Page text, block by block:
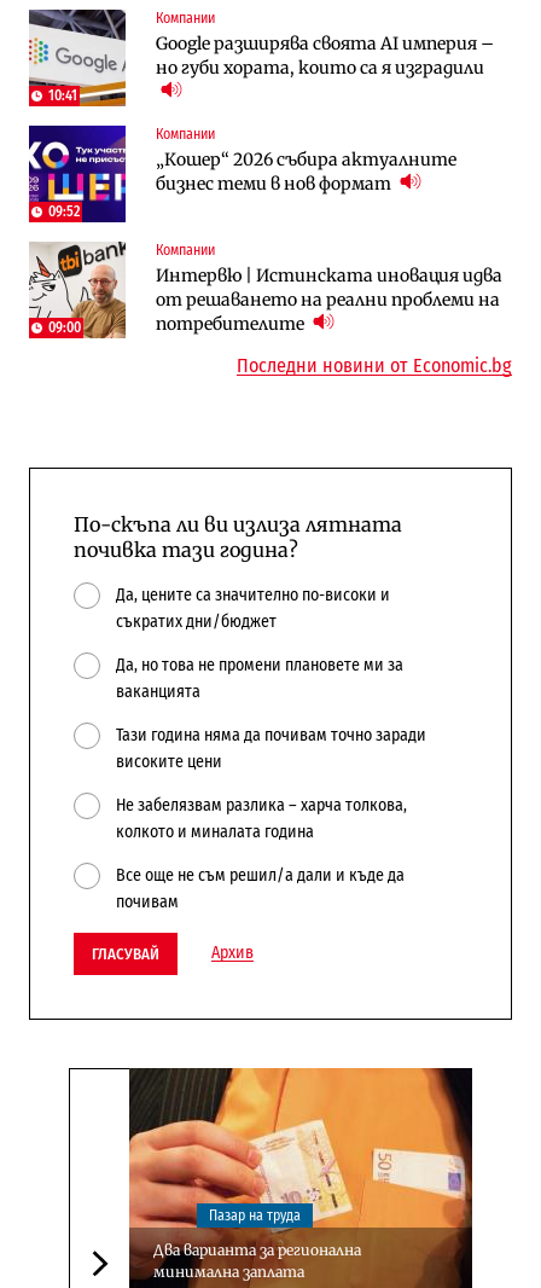
10:41
Компании
Google разширява своята AI империя –
но губи хората, които са я изградили
09:52
Компании
„Кошер“ 2026 събира актуалните
бизнес теми в нов формат
09:00
Компании
Интервю | Истинската иновация идва
от решаването на реални проблеми на
потребителите
Енергетика
АЕЦ „Козлодуй“ ще работи само още
няколко седмици, ако сушата продължи
Публични финанси
Общините вече зависят от
централната власт за 75% от
To:know
Последни дни с обозначаване на цените
в лева: Какво предстои?
To:know
Какво се променя в България от 1
август?
Отрасли
Жилищата в България поскъпват при
намаляващо население и все повече
Компании
А1 отново е лидер при технологичните
компании и системните интегратори
Последни новини от Economic.bg
По-скъпа ли ви излиза лятната
почивка тази година?
Да, цените са значително по-високи и
съкратих дни/бюджет
Да, но това не промени плановете ми за
ваканцията
Тази година няма да почивам точно заради
високите цени
Не забелязвам разлика – харча толкова,
колкото и миналата година
Все още не съм решил/а дали и къде да
почивам
ГЛАСУВАЙ Архив
Пазар на труда
Два варианта за регионална
минимална заплата